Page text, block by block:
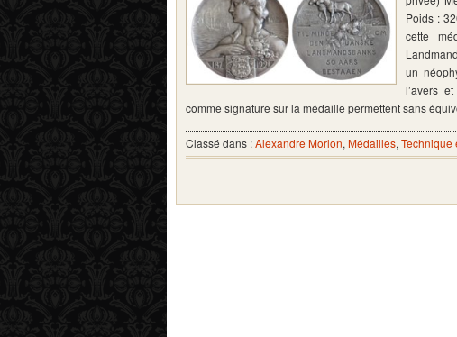
Poids :
cette
un
l’avers
comme signature sur la médaille permettent sans
Classé dans :Alexandre Morlon, Médailles, Technique